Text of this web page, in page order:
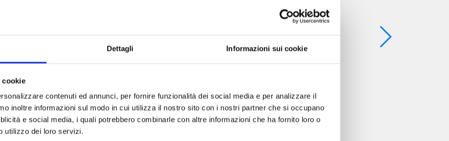
Dettagli Informazioni sui cookie
cookie
contenuti ed annunci, per fornire funzionalità dei social media e per analizzare il
inoltre informazioni sul modo in cui utilizza il nostro sito con i nostri partner che si occupano
e social media, i quali potrebbero combinarle con altre informazioni che ha fornito loro o
utilizzo dei loro servizi.
LILI-MEN n. 9